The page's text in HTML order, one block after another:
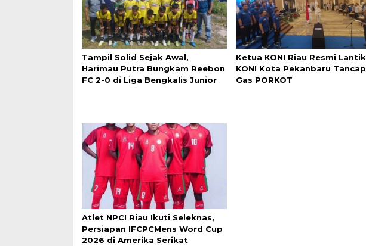
Tampil Solid Sejak Awal,
Harimau Putra Bungkam Reebon
FC 2-0 di Liga Bengkalis Junior
Ketua KONI Riau Resmi Lantik
KONI Kota Pekanbaru Tancap
Gas PORKOT
Atlet NPCI Riau Ikuti Seleknas,
Persiapan IFCPCMens Word Cup
2026 di Amerika Serikat